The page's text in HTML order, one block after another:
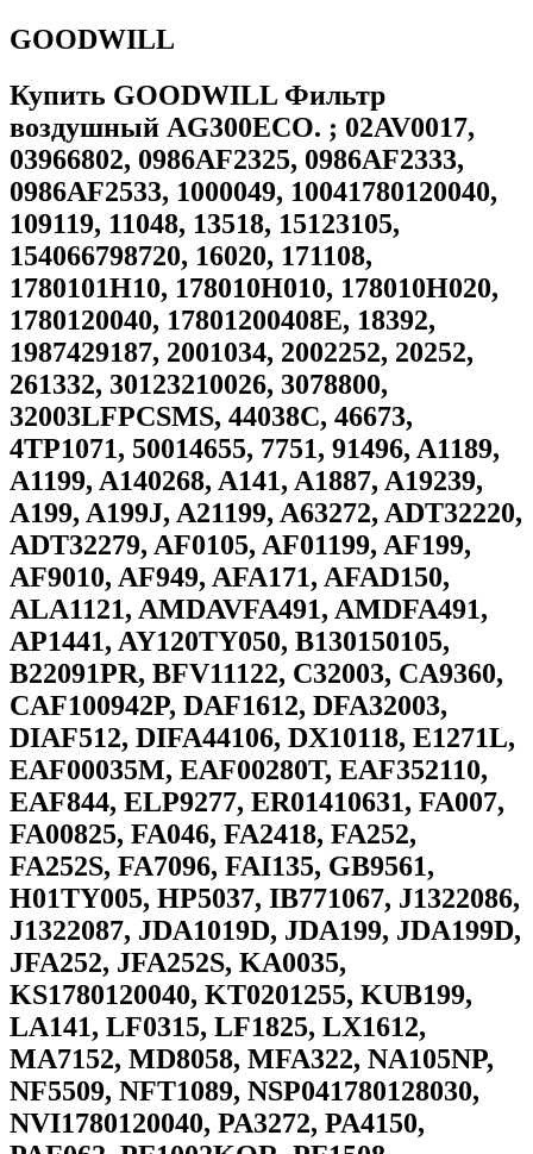
GOODWILL
Купить GOODWILL Фильтр
воздушный AG300ECO. ; 02AV0017,
03966802, 0986AF2325, 0986AF2333,
0986AF2533, 1000049, 10041780120040,
109119, 11048, 13518, 15123105,
154066798720, 16020, 171108,
1780101H10, 178010H010, 178010H020,
1780120040, 17801200408E, 18392,
1987429187, 2001034, 2002252, 20252,
261332, 30123210026, 3078800,
32003LFPCSMS, 44038C, 46673,
4TP1071, 50014655, 7751, 91496, A1189,
A1199, A140268, A141, A1887, A19239,
A199, A199J, A21199, A63272, ADT32220,
ADT32279, AF0105, AF01199, AF199,
AF9010, AF949, AFA171, AFAD150,
ALA1121, AMDAVFA491, AMDFA491,
AP1441, AY120TY050, B130150105,
B22091PR, BFV11122, C32003, CA9360,
CAF100942P, DAF1612, DFA32003,
DIAF512, DIFA44106, DX10118, E1271L,
EAF00035M, EAF00280T, EAF352110,
EAF844, ELP9277, ER01410631, FA007,
FA00825, FA046, FA2418, FA252,
FA252S, FA7096, FAI135, GB9561,
H01TY005, HP5037, IB771067, J1322086,
J1322087, JDA1019D, JDA199, JDA199D,
JFA252, JFA252S, KA0035,
KS1780120040, KT0201255, KUB199,
LA141, LF0315, LF1825, LX1612,
MA7152, MD8058, MFA322, NA105NP,
NF5509, NFT1089, NSP041780128030,
NVI1780120040, PA3272, PA4150,